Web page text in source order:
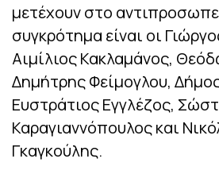
μετέχουν στο
συγκρότημα είναι οι
Αιμίλιος Κακλαμάνος,
Δημήτρης Φείμογλου,
Ευστράτιος Εγγλέζος,
Καραγιαννόπουλος και
Γκαγκούλης.